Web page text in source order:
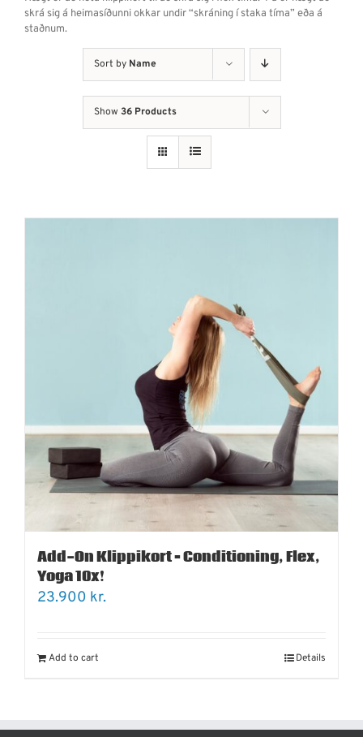
skrá sig á heimasíðunni okkar undir “skráning í staka tíma” eða á
staðnum.
Sort by Name
Show 36 Products
Add-On Klippikort – Conditioning, Flex,
Yoga 10x!
23.900 kr.
Add to cart Details